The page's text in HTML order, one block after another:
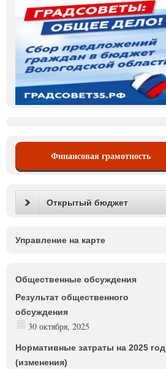
Финансовая грамотность
Открытый бюджет
Управление на карте
Общественные обсуждения
Результат общественного
обсуждения
30 октября, 2025
Нормативные затраты на 2025 год
(изменения)